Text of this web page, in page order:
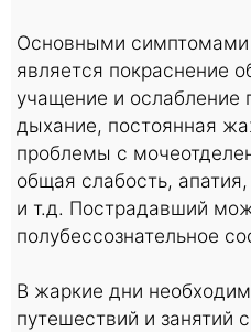
Основными симптомами
является покраснение
учащение и ослабление
дыхание, постоянная
проблемы с
общая слабость,
и т.д. Пострадавший
полубессознательное
В жаркие дни
путешествий и занятий